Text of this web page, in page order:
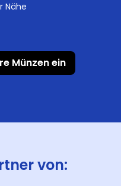
Nähe
Münzen ein
von: